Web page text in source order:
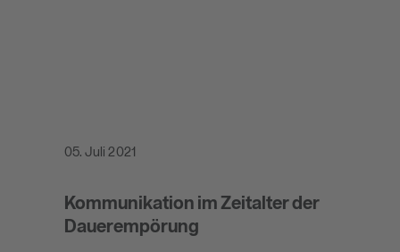
05. Juli 2021
Kommunikation im Zeitalter der
Dauerempörung